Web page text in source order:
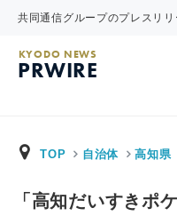
共同通信グループのプレスリ
KYODO NEWS
PRWIRE
TOP 自治体 高知県
「高知だいすきポ